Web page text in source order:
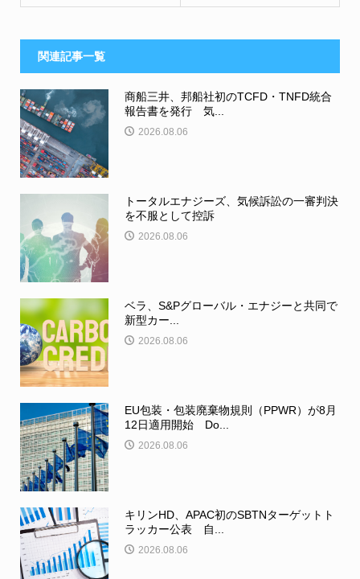
関連記事一覧
商船三井、邦船社初のTCFD・TNFD統合
報告書を発行 気...
2026.08.06
トータルエナジーズ、気候訴訟の一審判決
を不服として控訴
2026.08.06
ベラ、S&Pグローバル・エナジーと共同で
新型カー...
2026.08.06
EU包装・包装廃棄物規則（PPWR）が8月
12日適用開始 Do...
2026.08.06
キリンHD、APAC初のSBTNターゲットト
ラッカー公表 自...
2026.08.06